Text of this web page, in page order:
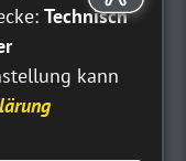
Technisch
kann